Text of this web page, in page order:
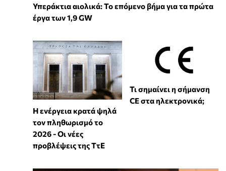
Υπεράκτια αιολικά: Το επόμενο βήμα για τα πρώτα
έργα των 1,9 GW
Η ενέργεια κρατά ψηλά
τον πληθωρισμό το
2026 - Οι νέες
προβλέψεις της ΤτΕ
Τι σημαίνει η σήμανση
CE στα ηλεκτρονικά;